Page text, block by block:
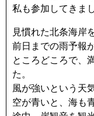
私も参加してきま
見慣れた北条海岸
前日までの雨予報
ところどころで、
た。
風が強いという天
空が青いと、海も